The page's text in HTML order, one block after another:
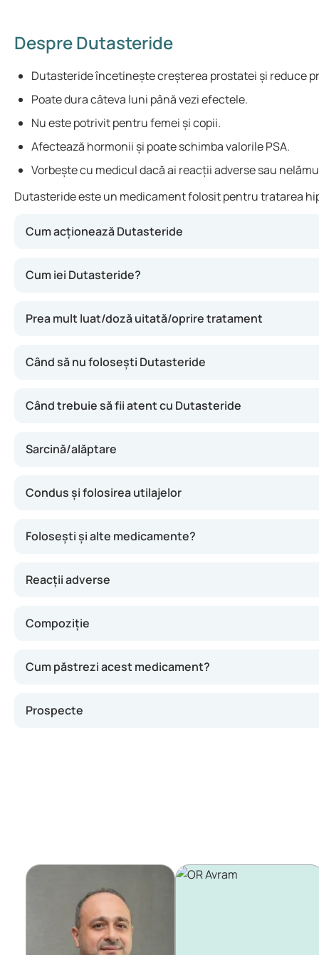
Despre Dutasteride
Dutasteride încetinește creșterea prostatei și reduce
Poate dura câteva luni până vezi efectele.
Nu este potrivit pentru femei și copii.
Afectează hormonii și poate schimba valorile PSA.
Vorbește cu medicul dacă ai reacții adverse sau
Dutasteride este un medicament folosit pentru tratarea
Cum acționează Dutasteride
Cum iei Dutasteride?
Prea mult luat/doză uitată/oprire tratament
Când să nu folosești Dutasteride
Când trebuie să fii atent cu Dutasteride
Sarcină/alăptare
Condus și folosirea utilajelor
Folosești și alte medicamente?
Reacții adverse
Compoziție
Cum păstrezi acest medicament?
Prospecte